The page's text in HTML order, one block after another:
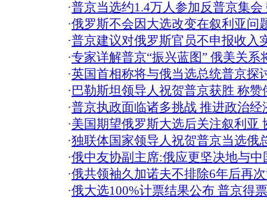
·普京当选约1.4万人参加反普京集会
·俄罗斯不会因大选改变在叙利亚问
·普京建议对俄罗斯官员不申报收入
·专家详解普京“振兴蓝图” 俄美关系
·英国首相称将与俄当选总统普京探
· 巴勒斯坦领导人祝贺普京获胜 称赞
·普京执政面临诸多挑战 推进政治经
·美国期望俄罗斯大选后关注叙利亚
·独联体国家领导人祝贺普京当选俄
·俄中友协副主席:俄应更坚决地与中
·俄共领袖久加诺夫不排除6年后再
·俄大选100%计票结果公布 普京得